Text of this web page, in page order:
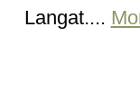
Langat....